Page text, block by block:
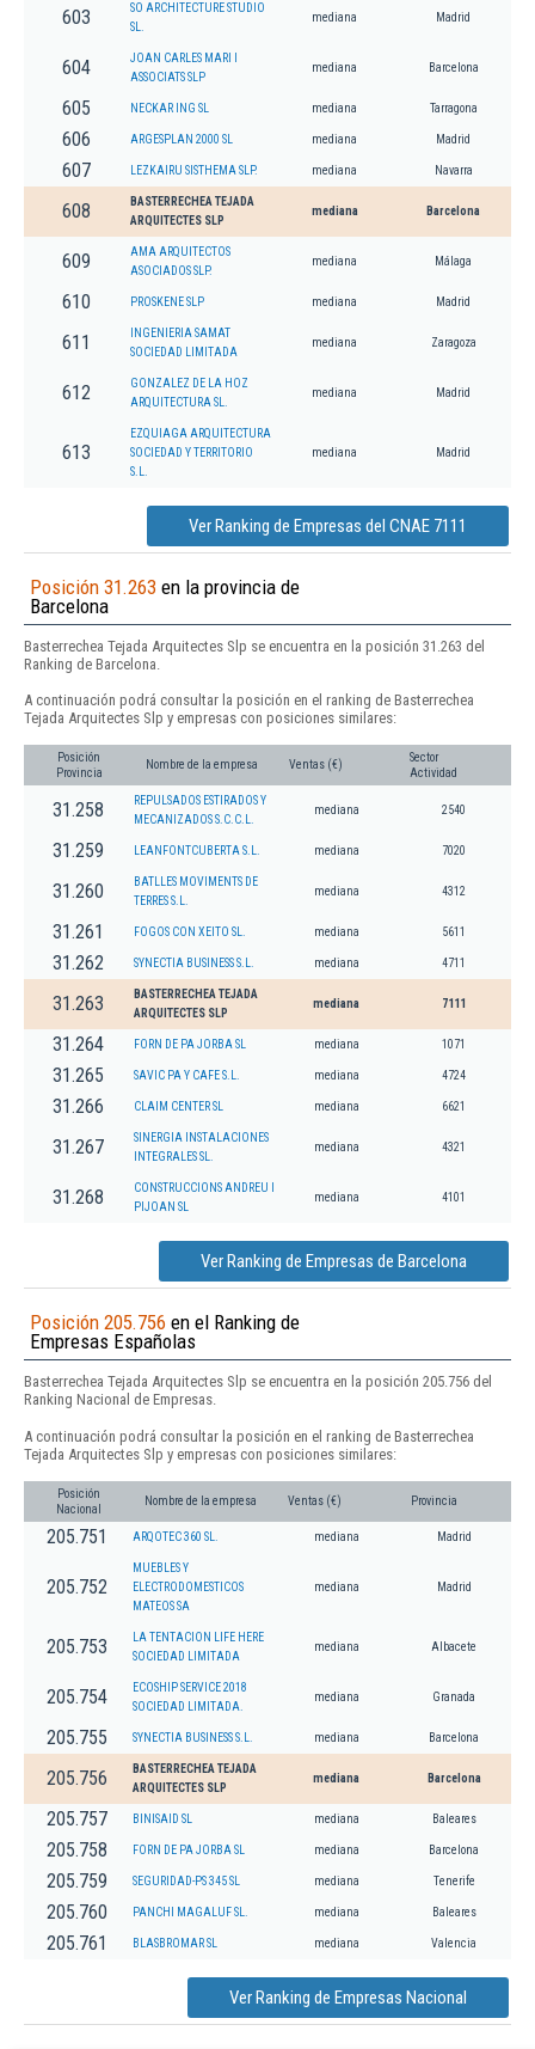
603
SO ARCHITECTURE STUDIO
SL.
mediana Madrid
604
JOAN CARLES MARI I
ASSOCIATS SLP
mediana Barcelona
605 NECKAR ING SL mediana Tarragona
606 ARGESPLAN 2000 SL mediana Madrid
607 LEZKAIRU SISTHEMA SLP. mediana Navarra
608
BASTERRECHEA TEJADA
ARQUITECTES SLP
mediana Barcelona
609
AMA ARQUITECTOS
ASOCIADOS SLP.
mediana Málaga
610 PROSKENE SLP mediana Madrid
611
INGENIERIA SAMAT
SOCIEDAD LIMITADA
mediana Zaragoza
612
GONZALEZ DE LA HOZ
ARQUITECTURA SL.
mediana Madrid
613
EZQUIAGA ARQUITECTURA
SOCIEDAD Y TERRITORIO
S.L.
mediana Madrid
Ver Ranking de Empresas del CNAE 7111
Posición 31.263 en la provincia de
Barcelona
Basterrechea Tejada Arquitectes Slp se encuentra en la posición 31.263 del
Ranking de Barcelona.
A continuación podrá consultar la posición en el ranking de Basterrechea
Tejada Arquitectes Slp y empresas con posiciones similares:
Posición
Provincia
Nombre de la empresa Ventas (€)
Sector
Actividad
31.258
REPULSADOS ESTIRADOS Y
MECANIZADOS S.C.C.L.
mediana 2540
31.259 LEANFONTCUBERTA S.L. mediana 7020
31.260
BATLLES MOVIMENTS DE
TERRES S.L.
mediana 4312
31.261 FOGOS CON XEITO SL. mediana 5611
31.262 SYNECTIA BUSINESS S.L. mediana 4711
31.263
BASTERRECHEA TEJADA
ARQUITECTES SLP
mediana 7111
31.264 FORN DE PA JORBA SL mediana 1071
31.265 SAVIC PA Y CAFE S.L. mediana 4724
31.266 CLAIM CENTER SL mediana 6621
31.267
SINERGIA INSTALACIONES
INTEGRALES SL.
mediana 4321
31.268
CONSTRUCCIONS ANDREU I
PIJOAN SL
mediana 4101
Ver Ranking de Empresas de Barcelona
Posición 205.756 en el Ranking de
Empresas Españolas
Basterrechea Tejada Arquitectes Slp se encuentra en la posición 205.756 del
Ranking Nacional de Empresas.
A continuación podrá consultar la posición en el ranking de Basterrechea
Tejada Arquitectes Slp y empresas con posiciones similares:
Posición
Nacional
Nombre de la empresa Ventas (€) Provincia
205.751 ARQOTEC 360 SL. mediana Madrid
205.752
MUEBLES Y
ELECTRODOMESTICOS
MATEOS SA
mediana Madrid
205.753
LA TENTACION LIFE HERE
SOCIEDAD LIMITADA
mediana Albacete
205.754
ECOSHIP SERVICE 2018
SOCIEDAD LIMITADA.
mediana Granada
205.755 SYNECTIA BUSINESS S.L. mediana Barcelona
205.756
BASTERRECHEA TEJADA
ARQUITECTES SLP
mediana Barcelona
205.757 BINISAID SL mediana Baleares
205.758 FORN DE PA JORBA SL mediana Barcelona
205.759 SEGURIDAD-PS 345 SL mediana Tenerife
205.760 PANCHI MAGALUF SL. mediana Baleares
205.761 BLASBROMAR SL mediana Valencia
Ver Ranking de Empresas Nacional